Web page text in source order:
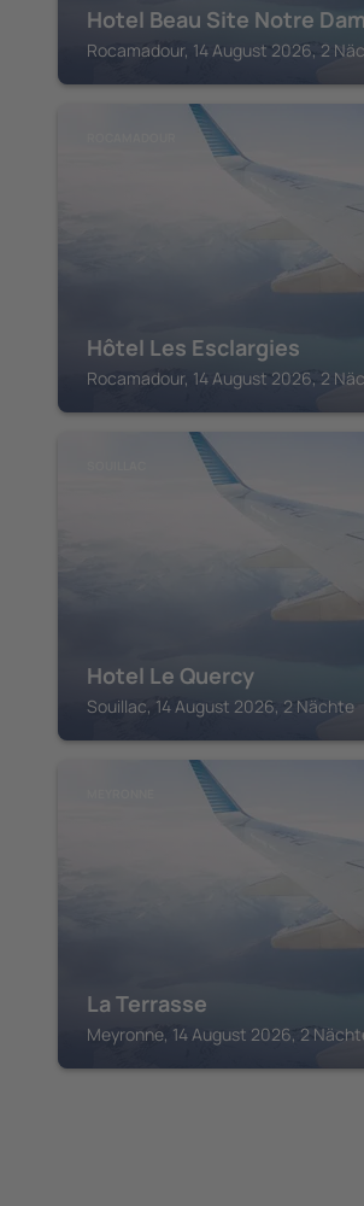
Hotel Beau Site Notre
Rocamadour, 14 August 2026, 2
Hôtel Les Esclargies
Rocamadour, 14 August 2026, 2
Hotel Le Quercy
Souillac, 14 August 2026, 2 Nächte
La Terrasse
Meyronne, 14 August 2026, 2